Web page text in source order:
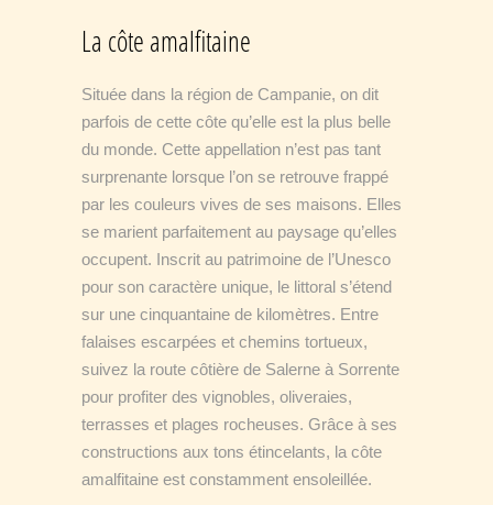
La côte amalfitaine
Située dans la région de Campanie, on dit
parfois de cette côte qu’elle est la plus belle
du monde. Cette appellation n’est pas tant
surprenante lorsque l’on se retrouve frappé
par les couleurs vives de ses maisons. Elles
se marient parfaitement au paysage qu’elles
occupent. Inscrit au patrimoine de l’Unesco
pour son caractère unique, le littoral s’étend
sur une cinquantaine de kilomètres. Entre
falaises escarpées et chemins tortueux,
suivez la route côtière de Salerne à Sorrente
pour profiter des vignobles, oliveraies,
terrasses et plages rocheuses. Grâce à ses
constructions aux tons étincelants, la côte
amalfitaine est constamment ensoleillée.